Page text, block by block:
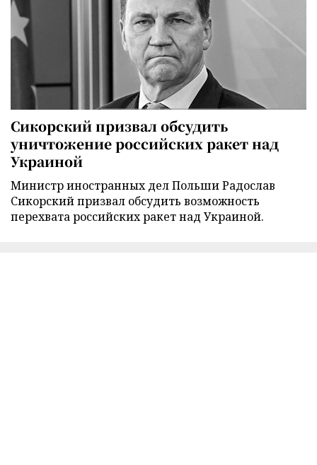
Сикорский призвал обсудить
уничтожение российских ракет над
Украиной
Министр иностранных дел Польши Радослав
Сикорский призвал обсудить возможность
перехвата российских ракет над Украиной.